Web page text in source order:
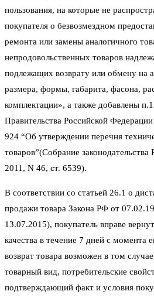
пользования, на которые не
покупателя о безвозмездном
ремонта или замены аналогичного
непродовольственных товаров
подлежащих возврату или обмену на
размера, формы, габарита, фасона,
комплектации», а также добавлены
Правительства Российской
924 “Об утверждении перечня
товаров”(Собрание
2011, N 46, ст. 6539).
В соответствии со статьей 26.1 о
продажи товара Закона РФ от
13.07.2015), покупатель вправе
качества в течение 7 дней с момента
возврат товара возможен в том
товарный вид, потребительские
подтверждающий факт и условия